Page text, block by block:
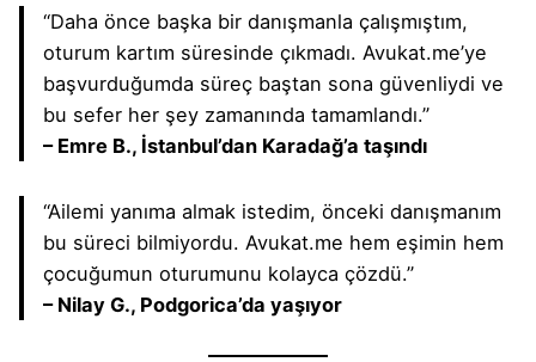
“Daha önce başka bir danışmanla çalışmıştım,
oturum kartım süresinde çıkmadı. Avukat.me’ye
başvurduğumda süreç baştan sona güvenliydi ve
bu sefer her şey zamanında tamamlandı.”
– Emre B., İstanbul’dan Karadağ’a taşındı
“Ailemi yanıma almak istedim, önceki danışmanım
bu süreci bilmiyordu. Avukat.me hem eşimin hem
çocuğumun oturumunu kolayca çözdü.”
– Nilay G., Podgorica’da yaşıyor